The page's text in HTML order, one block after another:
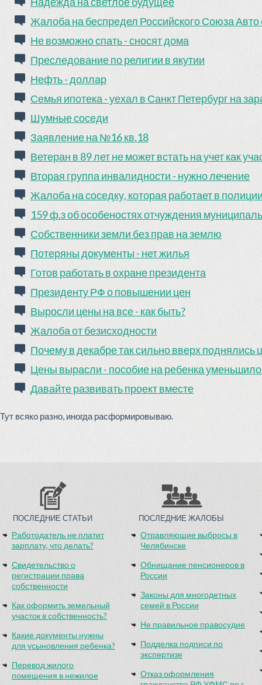
Жалоба на беспредел Российского Союза Авто
Не возможно спать - сносят дома
Преследование по религии в якутии
Нефть - доллар
Семья ипотека - уехал в Санкт Петербург на
Шумные соседи
Заявление на №16 кв.18
Ветеран в 89 лет не может встать на учет как
Вторая группа инвалидности - нужно лечение
Жалоба на соседку, которая работает в
159 ф.з об особеностях отчуждения
Собственники земли без прав на землю
Потеряны документы - нет жилья
Готов работать в охране президента
Президенту РФ о повышении цен
Выросли цены на все - как быть?
Жалоба от безисходности
Почему в декабре так сильно вверх поднялись
Цены вырасли - пособие на ребенка
Давайте развивать проект вместе
Тут всяко разно, иногда расформировываю.
ПОСЛЕДНИЕ СТАТЬИ
Работодатель не платит
зарплату, что делать?
Свидетельство о
регистрации права
собственности
Как оформить земельный
участок в собственность?
Какие документы нужны
для усыновления ребенка?
Перевод жилого
помещения в нежилое
ПОСЛЕДНИЕ ЖАЛОБЫ
Отравляющие выбросы в
Челябинске
Обнищание пенсионеров в
России
Законы для многодетных
семей в России
Не правильное правосудие
Подделка подписи по
экспертизе
Отказ оформления